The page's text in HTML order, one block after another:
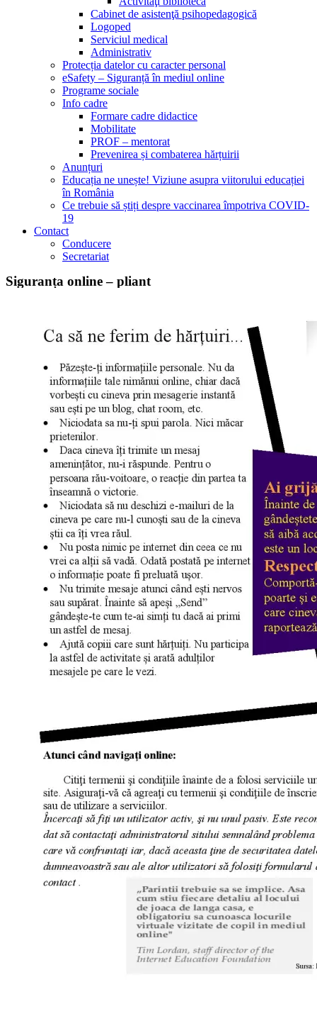
Cabinet de asistenţă psihopedagogică
Logoped
Serviciul medical
Administrativ
Protecția datelor cu caracter personal
eSafety – Siguranță în mediul online
Programe sociale
Info cadre
Formare cadre didactice
Mobilitate
PROF – mentorat
Prevenirea și combaterea hărțuirii
Anunțuri
Educația ne unește! Viziune asupra viitorului educației
în România
Ce trebuie să știți despre vaccinarea împotriva COVID-
19
Contact
Conducere
Secretariat
Siguranța online – pliant